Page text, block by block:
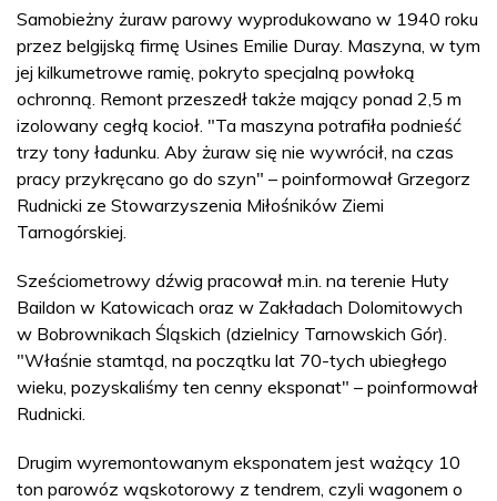
Samobieżny żuraw parowy wyprodukowano w 1940 roku
przez belgijską firmę Usines Emilie Duray. Maszyna, w tym
jej kilkumetrowe ramię, pokryto specjalną powłoką
ochronną. Remont przeszedł także mający ponad 2,5 m
izolowany cegłą kocioł. "Ta maszyna potrafiła podnieść
trzy tony ładunku. Aby żuraw się nie wywrócił, na czas
pracy przykręcano go do szyn" – poinformował Grzegorz
Rudnicki ze Stowarzyszenia Miłośników Ziemi
Tarnogórskiej.
Sześciometrowy dźwig pracował m.in. na terenie Huty
Baildon w Katowicach oraz w Zakładach Dolomitowych
w Bobrownikach Śląskich (dzielnicy Tarnowskich Gór).
"Właśnie stamtąd, na początku lat 70-tych ubiegłego
wieku, pozyskaliśmy ten cenny eksponat" – poinformował
Rudnicki.
Drugim wyremontowanym eksponatem jest ważący 10
ton parowóz wąskotorowy z tendrem, czyli wagonem o